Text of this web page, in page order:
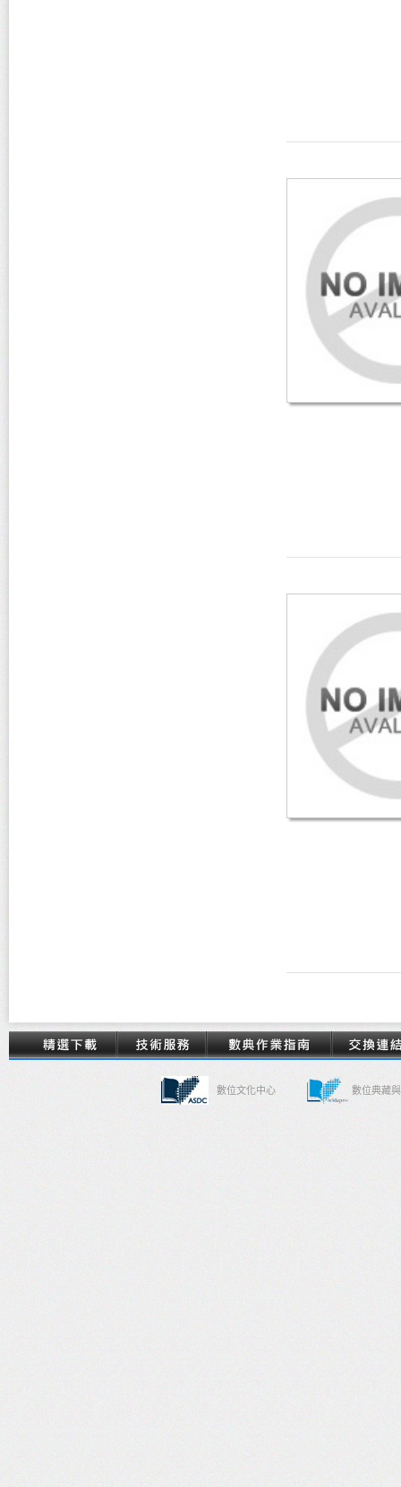
數位文化中心 數位典藏